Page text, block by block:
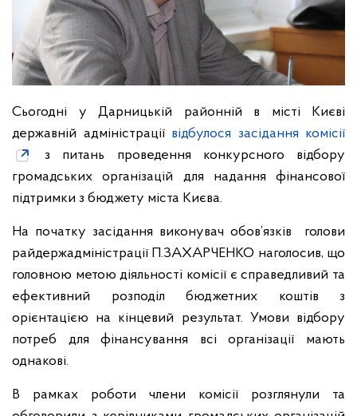
Сьогодні у Дарницькій районній в місті Києві
державній адміністрації відбулося засідання комісії
з питань проведення конкурсного відбору
громадських організацій для надання фінансової
підтримки з бюджету міста Києва.
На початку засідання виконувач обов’язків голови
райдержадміністрації П.ЗАХАРЧЕНКО наголосив, що
головною метою діяльності комісії є справедливий та
ефективний розподіл бюджетних коштів з
орієнтацією на кінцевий результат. Умови відбору
потреб для фінансування всі організації мають
однакові.
В рамках роботи члени комісії розглянули та